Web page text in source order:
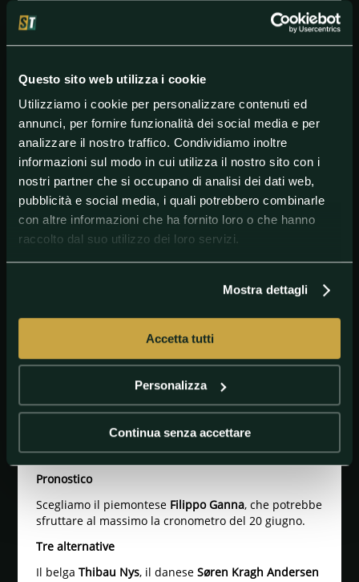
Questo sito web utilizza i cookie
Utilizziamo i cookie per personalizzare contenuti ed
annunci, per fornire funzionalità dei social media e per
analizzare il nostro traffico. Condividiamo inoltre
informazioni sul modo in cui utilizza il nostro sito con i
nostri partner che si occupano di analisi dei dati web,
pubblicità e social media, i quali potrebbero combinarle
con altre informazioni che ha fornito loro o che hanno
raccolto dal suo utilizzo dei loro servizi.
Mostra dettagli
Accetta tutti
Personalizza
Continua senza accettare
Artz, Huub: 51.00
Kielich, Timo: 51.00
Eekhoff, Nils: 61.00
Loockx, Lander: 101.00
Lampaert, Yves: 101.00
Vernon, Ethan: 101.00
Teutenberg, Tim Torn: 121.00
Barrenetxea, Jon: 121.00
Geens, Jonas: 151.00
Swift, Connor: 151.00
Altro: 11.00
Pronostico
Scegliamo il piemonteseFilippo Ganna, che potrebbe
sfruttare al massimo la cronometro del 20 giugno.
Tre alternative
Il belga Thibau Nys, il danese Søren Kragh Andersen